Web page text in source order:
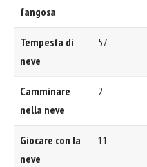
fangosa
Tempesta di
neve
57
Camminare
nella neve
2
Giocare con la
neve
11